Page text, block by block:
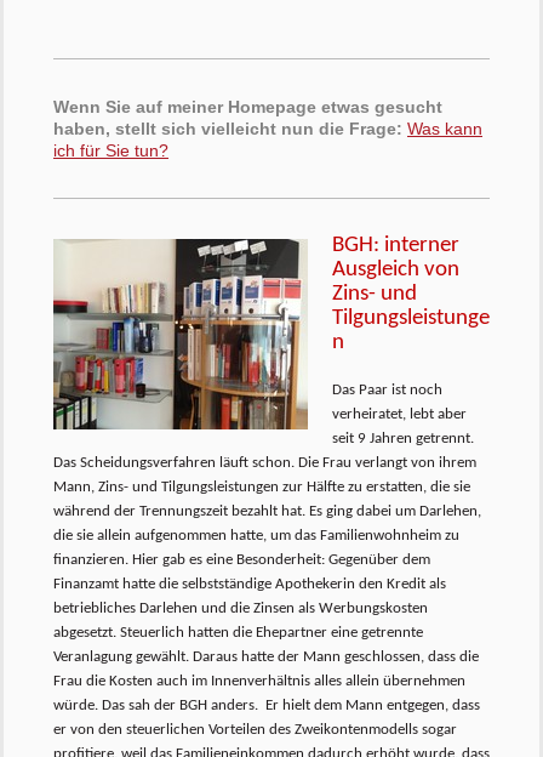
Wenn Sie auf meiner Homepage etwas gesucht
haben, stellt sich vielleicht nun die Frage: Was kann
ich für Sie tun?
BGH: interner
Ausgleich von
Zins- und
Tilgungsleistunge
n
Das Paar ist noch
verheiratet, lebt aber
seit 9 Jahren getrennt.
Das Scheidungsverfahren läuft schon. Die Frau verlangt von ihrem
Mann, Zins- und Tilgungsleistungen zur Hälfte zu erstatten, die sie
während der Trennungszeit bezahlt hat. Es ging dabei um Darlehen,
die sie allein aufgenommen hatte, um das Familienwohnheim zu
finanzieren. Hier gab es eine Besonderheit: Gegenüber dem
Finanzamt hatte die selbstständige Apothekerin den Kredit als
betriebliches Darlehen und die Zinsen als Werbungskosten
abgesetzt. Steuerlich hatten die Ehepartner eine getrennte
Veranlagung gewählt. Daraus hatte der Mann geschlossen, dass die
Frau die Kosten auch im Innenverhältnis alles allein übernehmen
würde. Das sah der BGH anders. Er hielt dem Mann entgegen, dass
er von den steuerlichen Vorteilen des Zweikontenmodells sogar